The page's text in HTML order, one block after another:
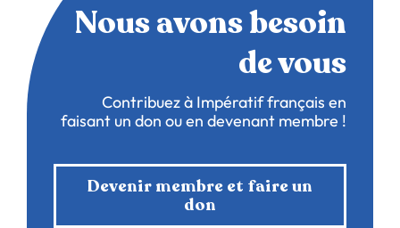
Nous avons besoin
de vous
Contribuez à Impératif français en
faisant un don ou en devenant membre !
Devenir membre et faire un
don